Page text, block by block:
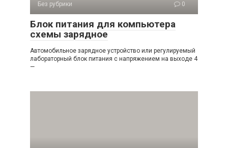
Без рубрики 0
Блок питания для компьютера
схемы зарядное
Автомобильное зарядное устройство или регулируемый
лабораторный блок питания с напряжением на выходе 4
—